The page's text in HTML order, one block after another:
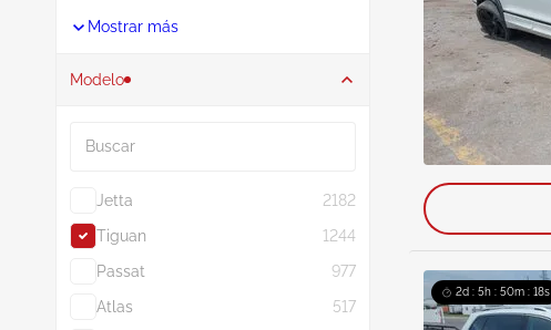
Mostrar más
Modelo
Jetta
2182
Tiguan
1244
Passat
977
Atlas
517
2d : 5h : 50m : 16s